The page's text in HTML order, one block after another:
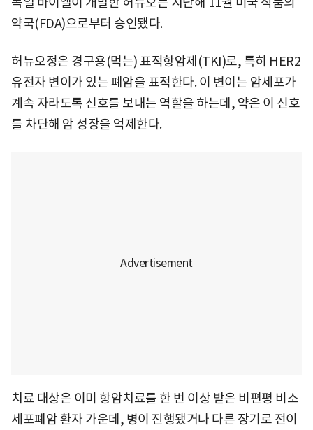
약국(FDA)으로부터 승인됐다.
허뉴오정은 경구용(먹는) 표적항암제(TKI)로, 특히 HER2
유전자 변이가 있는 폐암을 표적한다. 이 변이는 암세포가
계속 자라도록 신호를 보내는 역할을 하는데, 약은 이 신호
를 차단해 암 성장을 억제한다.
치료 대상은 이미 항암치료를 한 번 이상 받은 비편평 비소
세포폐암 환자 가운데, 병이 진행됐거나 다른 장기로 전이